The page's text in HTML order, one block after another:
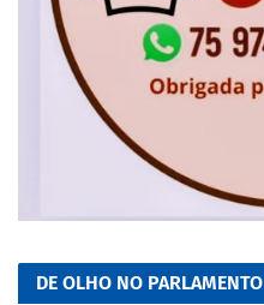
DE OLHO NO PARLAMENTO